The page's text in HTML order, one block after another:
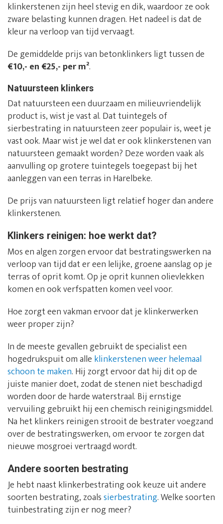
klinkerstenen zijn heel stevig en dik, waardoor ze ook
zware belasting kunnen dragen. Het nadeel is dat de
kleur na verloop van tijd vervaagt.
De gemiddelde prijs van betonklinkers ligt tussen de
€10,- en €25,- per m².
Natuursteen klinkers
Dat natuursteen een duurzaam en milieuvriendelijk
product is, wist je vast al. Dat tuintegels of
sierbestrating in natuursteen zeer populair is, weet je
vast ook. Maar wist je wel dat er ook klinkerstenen van
natuursteen gemaakt worden? Deze worden vaak als
aanvulling op grotere tuintegels toegepast bij het
aanleggen van een terras in Harelbeke.
De prijs van natuursteen ligt relatief hoger dan andere
klinkerstenen.
Klinkers reinigen: hoe werkt dat?
Mos en algen zorgen ervoor dat bestratingswerken na
verloop van tijd dat er een lelijke, groene aanslag op je
terras of oprit komt. Op je oprit kunnen olievlekken
komen en ook verfspatten komen veel voor.
Hoe zorgt een vakman ervoor dat je klinkerwerken
weer proper zijn?
In de meeste gevallen gebruikt de specialist een
hogedrukspuit om alle klinkerstenen weer helemaal
schoon te maken. Hij zorgt ervoor dat hij dit op de
juiste manier doet, zodat de stenen niet beschadigd
worden door de harde waterstraal. Bij ernstige
vervuiling gebruikt hij een chemisch reinigingsmiddel.
Na het klinkers reinigen strooit de bestrater voegzand
over de bestratingswerken, om ervoor te zorgen dat
nieuwe mosgroei vertraagd wordt.
Andere soorten bestrating
Je hebt naast klinkerbestrating ook keuze uit andere
soorten bestrating, zoalssierbestrating. Welke soorten
tuinbestrating zijn er nog meer?